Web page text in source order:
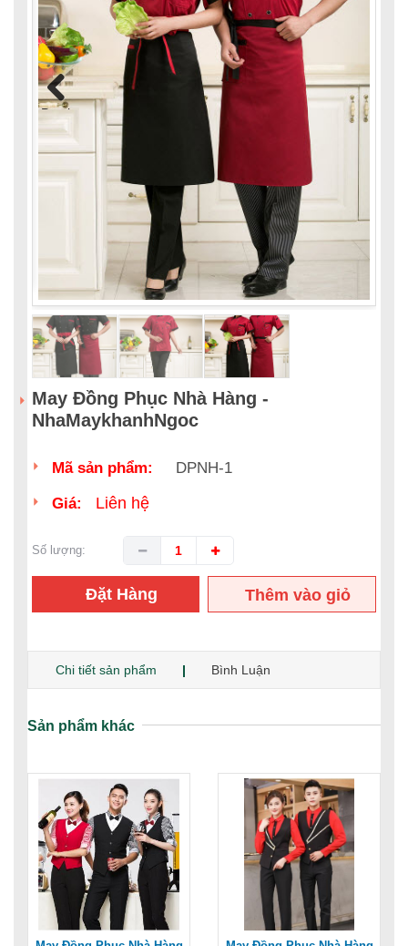
Previous
May Đồng Phục Nhà Hàng -
NhaMaykhanhNgoc
Mã sản phẩm: DPNH-1
Giá: Liên hệ
Số lượng:
Đặt Hàng
Thêm vào giỏ
Chi tiết sản phẩm Bình Luận
Sản phẩm khác